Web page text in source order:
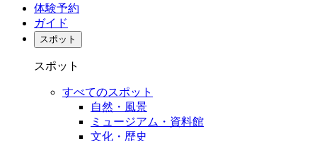
体験予約
ガイド
スポット
スポット
すべてのスポット
自然・風景
ミュージアム・資料館
文化・歴史